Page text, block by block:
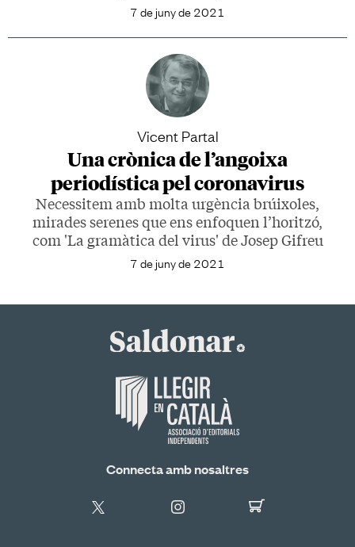
7 de juny de 2021
Vicent Partal
Una crònica de l’angoixa
periodística pel coronavirus
Necessitem amb molta urgència brúixoles,
mirades serenes que ens enfoquen l’horitzó,
com 'La gramàtica del virus' de Josep Gifreu
7 de juny de 2021
Connecta amb nosaltres